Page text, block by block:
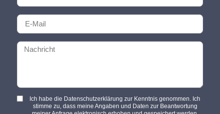
Ich habe die Datenschutzerklärung zur Kenntnis genommen. Ich
stimme zu, dass meine Angaben und Daten zur Beantwortung